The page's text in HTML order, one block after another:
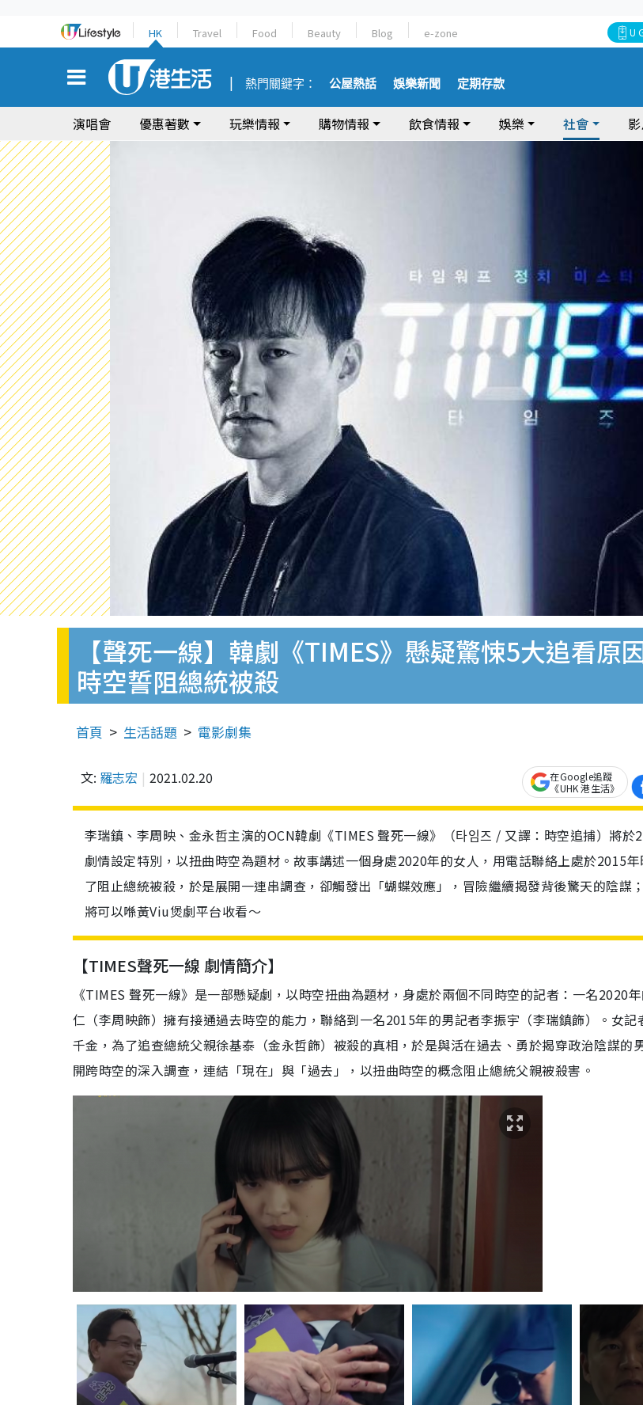
HK Travel Food Beauty Blog e-zone U
熱門關鍵字： 公屋熱話 娛樂新聞 定期存款
演唱會 優惠著數 玩樂情報 購物情報 飲食情報 娛樂 社會
【聲死一線】韓劇《TIMES》懸疑驚悚5大追看原
時空誓阻總統被殺
首頁 生活話題 電影劇集
文: 羅志宏 2021.02.20
在Google追蹤
《UHK 港生活》
李瑞鎮、李周映、金永哲主演的OCN韓劇《TIMES 聲死一線》（타임즈 / 又譯：時空追捕）將於2
劇情設定特別，以扭曲時空為題材。故事講述一個身處2020年的女人，用電話聯絡上處於2015
了阻止總統被殺，於是展開一連串調查，卻觸發出「蝴蝶效應」，冒險繼續揭發背後驚天的陰謀
將可以喺黃Viu煲劇平台收看～
【TIMES聲死一線 劇情簡介】
《TIMES 聲死一線》是一部懸疑劇，以時空扭曲為題材，身處於兩個不同時空的記者：一名2020
仁（李周映飾）擁有接通過去時空的能力，聯絡到一名2015年的男記者李振宇（李瑞鎮飾）。女記
千金，為了追查總統父親徐基泰（金永哲飾）被殺的真相，於是與活在過去、勇於揭穿政治陰謀的
開跨時空的深入調查，連結「現在」與「過去」，以扭曲時空的概念阻止總統父親被殺害。